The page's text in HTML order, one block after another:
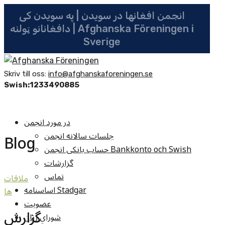
انجمن افغانها در سویدن | په سویدن کی
دافغانانو ټولنه | Afghanska Föreningen i
Sverige
Skriv till oss: info@afghanskaforeningen.se
Swish:1233490885
در مورد انجمن
جلسات سالانه انجمن
حساب بانکی انجمن Bankkonto och Swish
گزارشات
تماس
اساسنامه Stadgar
عضویت
شوراي زنان
Blog
ملاقات
ها
گزارش